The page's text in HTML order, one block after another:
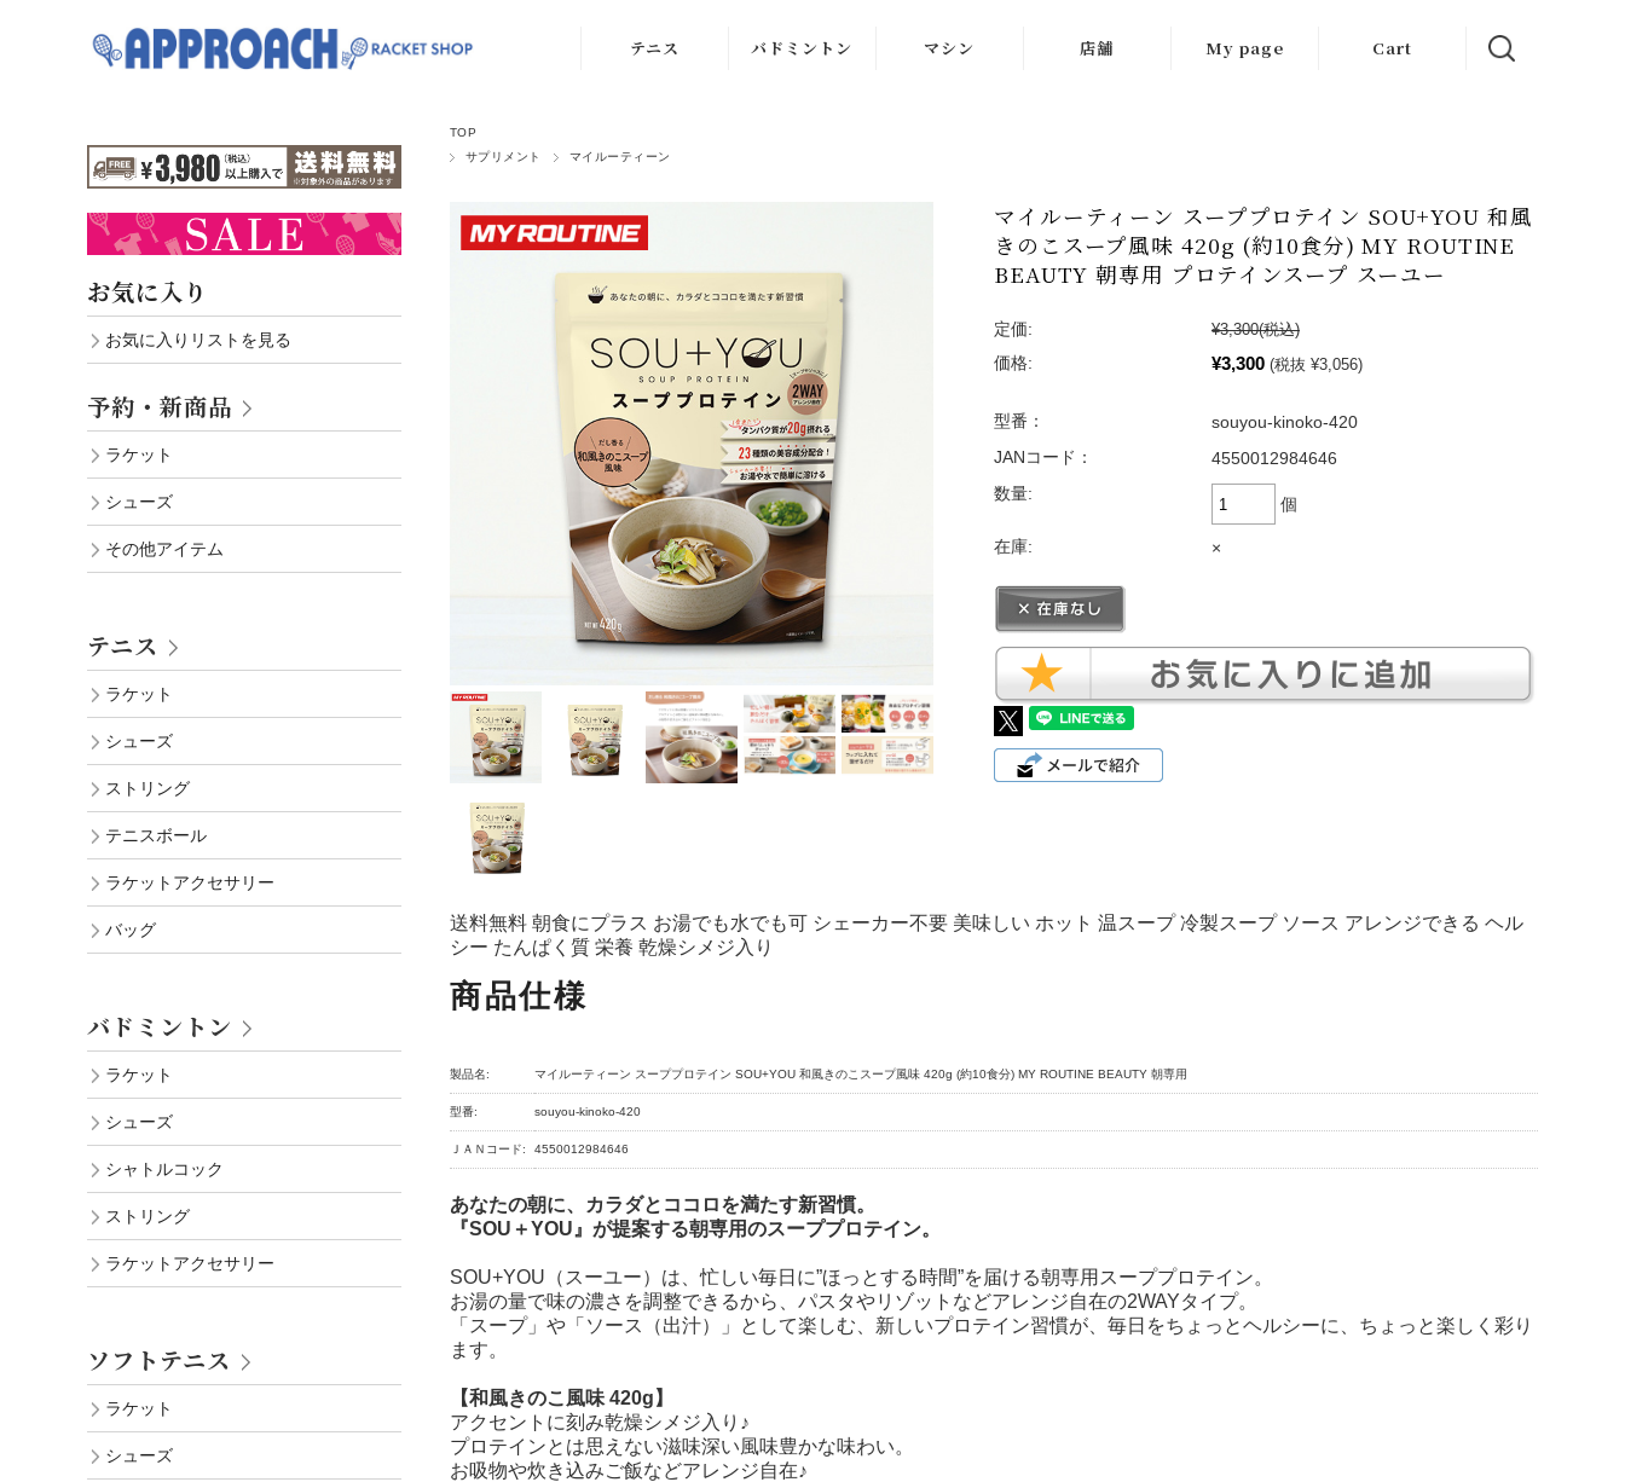
テニス
シューズ
ストリング
テニスボール
アクセサリ
バッグ
バドミントン
シャトルコック
アクセサリ
マシン
マシン紹介動画
修理メンテナンス
店舗
岐阜店
My page Cart
TOP
サプリメント
マイルーティーン
マイルーティーン スーププロテイン SOU+YOU 和風
きのこスープ風味 420g (約10食分) MY ROUTINE
BEAUTY 朝専用 プロテインスープ スーユー
定価: ¥3,300(税込)
価格:
¥3,300 (税抜 ¥3,056)
型番：
souyou-kinoko-420
JANコード：
4550012984646
数量:
個
在庫: ×
送料無料 朝食にプラス お湯でも水でも可 シェーカー不要 美味しい ホット 温スープ 冷製スープ ソース アレンジできる ヘル
シー たんぱく質 栄養 乾燥シメジ入り
商品仕様
製品名: マイルーティーン スーププロテイン SOU+YOU 和風きのこスープ風味 420g (約10食分) MY ROUTINE BEAUTY 朝専用
型番: souyou-kinoko-420
ＪＡＮコード: 4550012984646
あなたの朝に、カラダとココロを満たす新習慣。
『SOU＋YOU』が提案する朝専用のスーププロテイン。
SOU+YOU（スーユー）は、忙しい毎日に”ほっとする時間”を届ける朝専用スーププロテイン。
お湯の量で味の濃さを調整できるから、パスタやリゾットなどアレンジ自在の2WAYタイプ。
「スープ」や「ソース（出汁）」として楽しむ、新しいプロテイン習慣が、毎日をちょっとヘルシーに、ちょっと楽しく彩り
ます。
【和風きのこ風味 420g】
アクセントに刻み乾燥シメジ入り♪
プロテインとは思えない滋味深い風味豊かな味わい。
お吸物や炊き込みご飯などアレンジ自在♪
お気に入り
お気に入りリストを見る
予約・新商品
ラケット
シューズ
その他アイテム
テニス
ラケット
シューズ
ストリング
テニスボール
ラケットアクセサリー
バッグ
バドミントン
ラケット
シューズ
シャトルコック
ストリング
ラケットアクセサリー
ソフトテニス
ラケット
シューズ